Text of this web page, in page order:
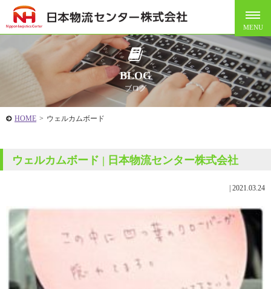
BLOG
ブログ
HOME > ウェルカムボード
ウェルカムボード | 日本物流センター株式会社
2021.03.24